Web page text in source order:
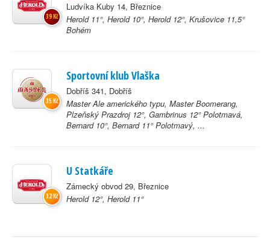
Ludvíka Kuby 14, Březnice
Herold 11°, Herold 10°, Herold 12°, Krušovice 11,5°
Bohém
39 Kč
Sportovní klub Vlaška
Dobříš 341, Dobříš
Master Ale amerického typu, Master Boomerang,
Plzeňský Prazdroj 12°, Gambrinus 12° Polotmavá,
Bernard 10°, Bernard 11° Polotmavý, ...
35 Kč
U Statkáře
Zámecký obvod 29, Březnice
Herold 12°, Herold 11°
32 Kč